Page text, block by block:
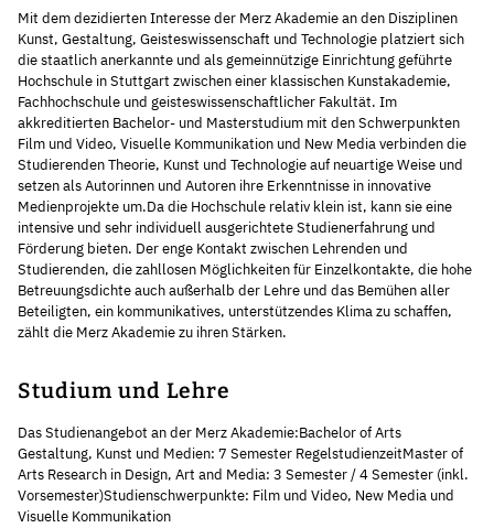
Mit dem dezidierten Interesse der Merz Akademie an den Disziplinen
Kunst, Gestaltung, Geisteswissenschaft und Technologie platziert sich
die staatlich anerkannte und als gemeinnützige Einrichtung geführte
Hochschule in Stuttgart zwischen einer klassischen Kunstakademie,
Fachhochschule und geisteswissenschaftlicher Fakultät. Im
akkreditierten Bachelor- und Masterstudium mit den Schwerpunkten
Film und Video, Visuelle Kommunikation und New Media verbinden die
Studierenden Theorie, Kunst und Technologie auf neuartige Weise und
setzen als Autorinnen und Autoren ihre Erkenntnisse in innovative
Medienprojekte um.Da die Hochschule relativ klein ist, kann sie eine
intensive und sehr individuell ausgerichtete Studienerfahrung und
Förderung bieten. Der enge Kontakt zwischen Lehrenden und
Studierenden, die zahllosen Möglichkeiten für Einzelkontakte, die hohe
Betreuungsdichte auch außerhalb der Lehre und das Bemühen aller
Beteiligten, ein kommunikatives, unterstützendes Klima zu schaffen,
zählt die Merz Akademie zu ihren Stärken.
Studium und Lehre
Das Studienangebot an der Merz Akademie:Bachelor of Arts
Gestaltung, Kunst und Medien: 7 Semester RegelstudienzeitMaster of
Arts Research in Design, Art and Media: 3 Semester / 4 Semester (inkl.
Vorsemester)Studienschwerpunkte: Film und Video, New Media und
Visuelle Kommunikation